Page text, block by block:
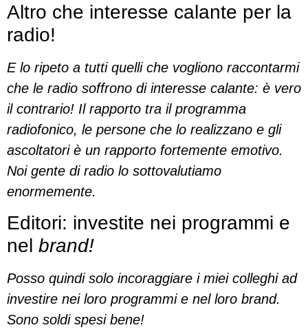
Altro che interesse calante per la
radio!
E lo ripeto a tutti quelli che vogliono raccontarmi
che le radio soffrono di interesse calante: è vero
il contrario! Il rapporto tra il programma
radiofonico, le persone che lo realizzano e gli
ascoltatori è un rapporto fortemente emotivo.
Noi gente di radio lo sottovalutiamo
enormemente.
Editori: investite nei programmi e
nel brand!
Posso quindi solo incoraggiare i miei colleghi ad
investire nei loro programmi e nel loro brand.
Sono soldi spesi bene!